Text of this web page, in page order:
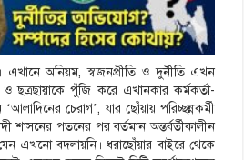
এখানে অনিয়ম, স্বজনপ্রীতি ও দুর্নীতি এখন
ছত্রছায়াকে পুঁজি করে এখানকার কর্মকর্তা-
চেরাগ’, যার ছোঁয়ায় পরিচ্ছন্নকর্মী
শাসনের পতনের পর বর্তমান অন্তর্বর্তীকালীন
যেন এখনো বদলায়নি। ধরাছোঁয়ার বাইরে থেকে